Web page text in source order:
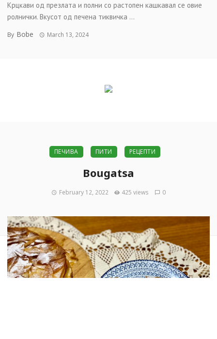
Крцкави од презлата и полни со растопен кашкавал се овие
ролнички. Вкусот од печена тиквичка ...
By Bobe March 13, 2024
ПЕЧИВА ПИТИ РЕЦЕПТИ
Bougatsa
February 12, 2022 425 views 0